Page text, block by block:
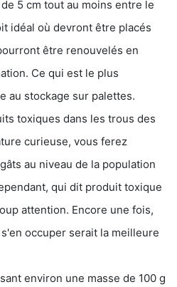
5 cm tout au moins entre le
idéal où devront être placés
être renouvelés en
Ce qui est le plus
au stockage sur palettes.
toxiques dans les trous des
curieuse, vous ferez
au niveau de la population
qui dit produit toxique
attention. Encore une fois,
occuper serait la meilleure
environ une masse de 100 g